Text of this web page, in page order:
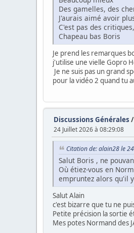
Des gamelles, des
J'aurais aimé avoir
C'est pas des
Chapeau bas Boris
Je prend les remarques
j'utilise une vielle Gopro
Je ne suis pas un grand
pour la vidéo 2 quand tu
Discussions Générales /
24 Juillet 2026 à 08:29:08
Citation de: alain28 le
Salut Boris , ne
Où étiez-vous en
empruntez alors qu'il
Salut Alain
c'est bizarre que tu ne
Petite précision la sortie
Mes potes Normand des